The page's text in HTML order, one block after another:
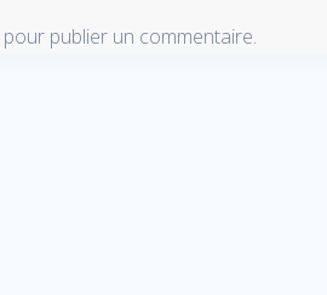
pour publier un commentaire.